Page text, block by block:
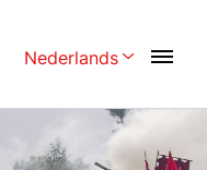
Nederlands